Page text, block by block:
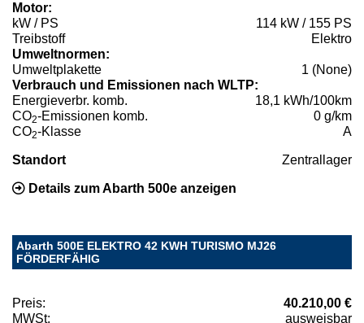
Motor:
kW / PS
114 kW / 155 PS
Treibstoff
Elektro
Umweltnormen:
Umweltplakette
1 (None)
Verbrauch und Emissionen nach WLTP:
Energieverbr. komb.
18,1 kWh/100km
CO2-Emissionen komb.
0 g/km
CO2-Klasse A
Standort Zentrallager
Details zum Abarth 500e anzeigen
Abarth 500E ELEKTRO 42 KWH TURISMO MJ26
FÖRDERFÄHIG
Preis:
40.210,00 €
MWSt:
ausweisbar